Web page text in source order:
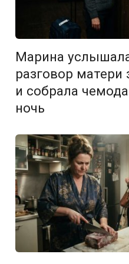
Марина
разговор матери
и собрала
ночь